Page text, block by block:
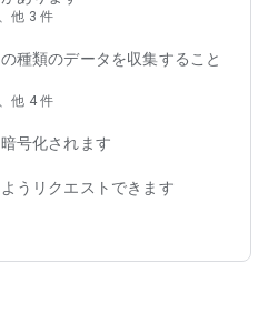
回クーポンのほか、店舗限定割
のチェーン店から人気の行列店ま
！
いやすい＆わかりやすい操作画面
リバリーアプリ menu（メニュ
ペーンを日々チェック！いつでも
う！
他 3 件
種類のデータを収集すること
他 4 件
号化されます
うリクエストできます